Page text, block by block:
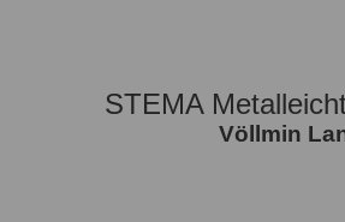
STEMA
Völlmin